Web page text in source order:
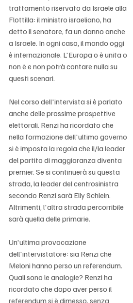
trattamento riservato da Israele alla
Flottilla: il ministro israeliano, ha
detto il senatore, fa un danno anche
a Israele. In ogni caso, il mondo oggi
è internazionale. L'Europa o è unita o
non è e non potrà contare nulla su
questi scenari.
Nel corso dell'intervista si è parlato
anche delle prossime prospettive
elettorali. Renzi ha ricordato che
nella formazione dell'ultimo governo
si è imposta la regola che il/la leader
del partito di maggioranza diventa
premier. Se si continuerà su questa
strada, la leader del centrosinistra
secondo Renzi sarà Elly Schlein.
Altrimenti, l'altra strada percorribile
sarà quella delle primarie.
Un'ultima provocazione
dell'intervistatore: sia Renzi che
Meloni hanno perso un referendum.
Quali sono le analogie? Renzi ha
ricordato che dopo aver perso il
referendum si è dimesso, senza